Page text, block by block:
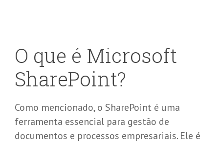
O que é Microsoft
SharePoint?
Como mencionado, o SharePoint é uma
ferramenta essencial para gestão de
documentos e processos empresariais. Ele é